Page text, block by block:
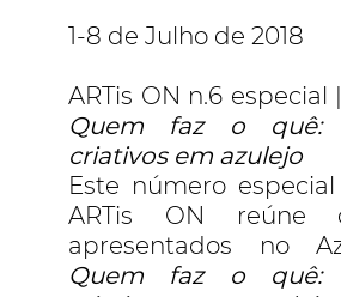
1-8 de Julho de 2018
ARTis ON n.6
Quem faz o quê:
criativos em azulejo
Este número
ARTis ON reúne
apresentados no
Quem faz o quê: